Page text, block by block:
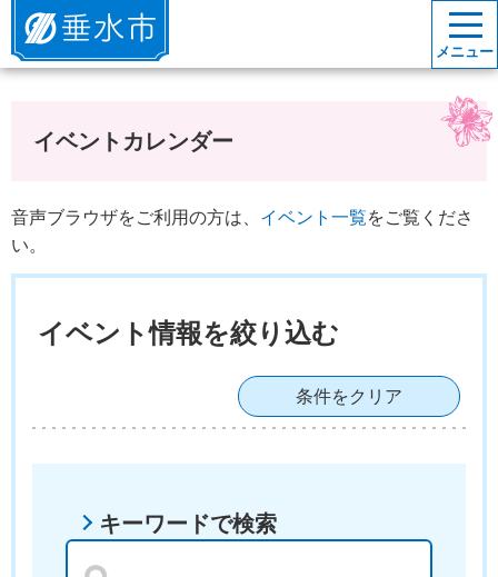
垂水市
メニュー
イベントカレンダー
音声ブラウザをご利用の方は、 イベント一覧をご覧くださ
い。
イベント情報を絞り込む
条件をクリア
キーワードで検索